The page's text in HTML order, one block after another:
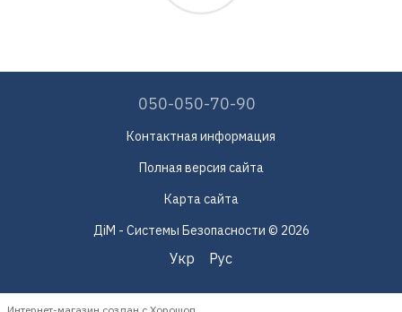
050-050-70-90
Контактная информация
Полная версия сайта
Карта сайта
ДіМ - Системы Безопасности © 2026
Укр Рус